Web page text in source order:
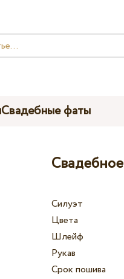
Свадебные фаты
Силуэт
Цвета
Шлейф
Рукав
Срок пошива